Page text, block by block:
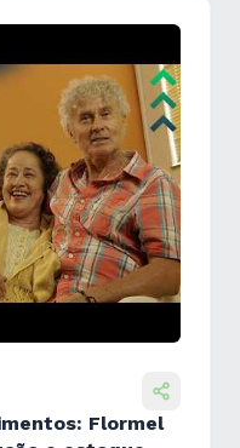
Flormel